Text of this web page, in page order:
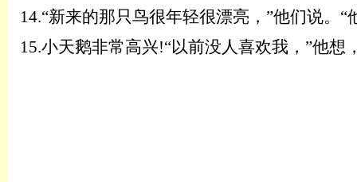
14.“新来的那只鸟很年轻很漂亮，”他们说。
15.小天鹅非常高兴!“以前没人喜欢我，”他想